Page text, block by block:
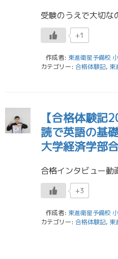
+1
作成者: 東進衛星予備校
カテゴリー: 合格体験記, 東
【合格体験記
読で英語の基
大学経済学部合
+3
作成者: 東進衛星予備校
カテゴリー: 合格体験記, 東